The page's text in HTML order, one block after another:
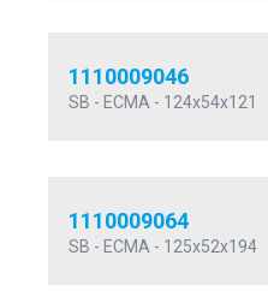
1110009046
SB - ECMA - 124x54x121
1110009064
SB - ECMA - 125x52x194